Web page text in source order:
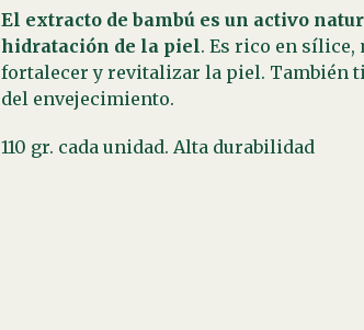
El extracto de bambú es un activo
hidratación de la piel. Es rico en sílice,
fortalecer y revitalizar la piel. También
del envejecimiento.
110 gr. cada unidad. Alta durabilidad